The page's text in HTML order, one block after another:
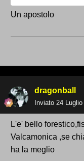
Un apostolo
dragonball
Inviato 24 Luglio
L'e' bello
Valcamonica ,se
ha la meglio